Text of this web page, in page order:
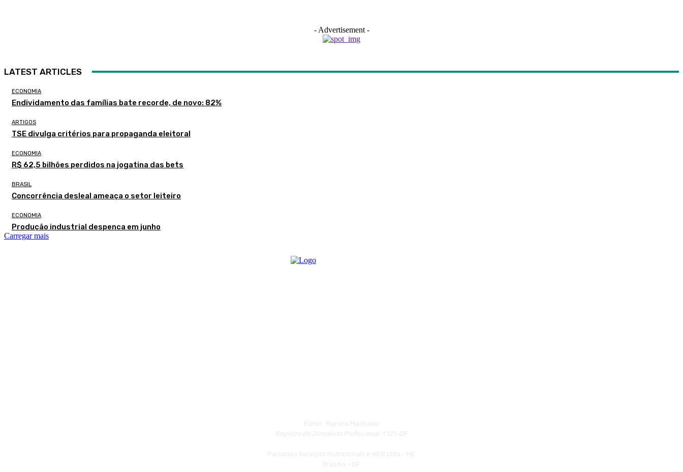
- Advertisement -
LATEST ARTICLES
ECONOMIA
Endividamento das famílias bate recorde, de novo: 82%
ARTIGOS
TSE divulga critérios para propaganda eleitoral
ECONOMIA
R$ 62,5 bilhões perdidos na jogatina das bets
BRASIL
Concorrência desleal ameaça o setor leiteiro
ECONOMIA
Produção industrial despenca em junho
Carregar mais